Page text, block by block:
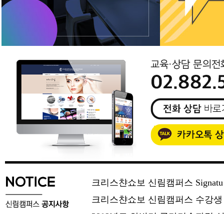
크리스챤쇼보 신림캠퍼스
크리스챤쇼보 신림캠퍼스 수강